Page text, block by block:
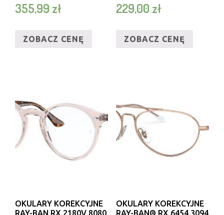
355,99 zł
ZOBACZ CENĘ
229,00 zł
ZOBACZ CENĘ
OKULARY KOREKCYJNE
RAY-BAN RX 2180V 8080
OKULARY KOREKCYJNE
RAY-BAN® RX 6454 3094